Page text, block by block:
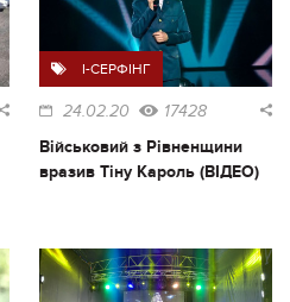
I-СЕРФІНГ
24.02.20 17428
Військовий з Рівненщини
вразив Тіну Кароль (ВІДЕО)